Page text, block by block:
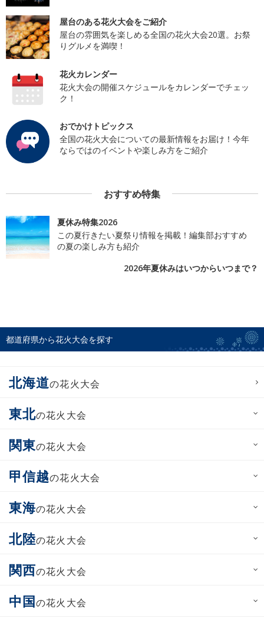
屋台のある花火大会をご紹介
屋台の雰囲気を楽しめる全国の花火大会20選。お祭
りグルメを満喫！
花火カレンダー
花火大会の開催スケジュールをカレンダーでチェッ
ク！
おでかけトピックス
全国の花火大会についての最新情報をお届け！今年
ならではのイベントや楽しみ方をご紹介
おすすめ特集
夏休み特集2026
この夏行きたい夏祭り情報を掲載！編集部おすすめ
の夏の楽しみ方も紹介
2026年夏休みはいつからいつまで？
都道府県から花火大会を探す
北海道の花火大会
東北の花火大会
関東の花火大会
甲信越の花火大会
東海の花火大会
北陸の花火大会
関西の花火大会
中国の花火大会